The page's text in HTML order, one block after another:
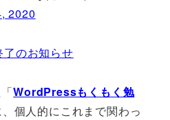
2020
のお知らせ
WordPressもくもく勉
、個人的にこれまで関わっ